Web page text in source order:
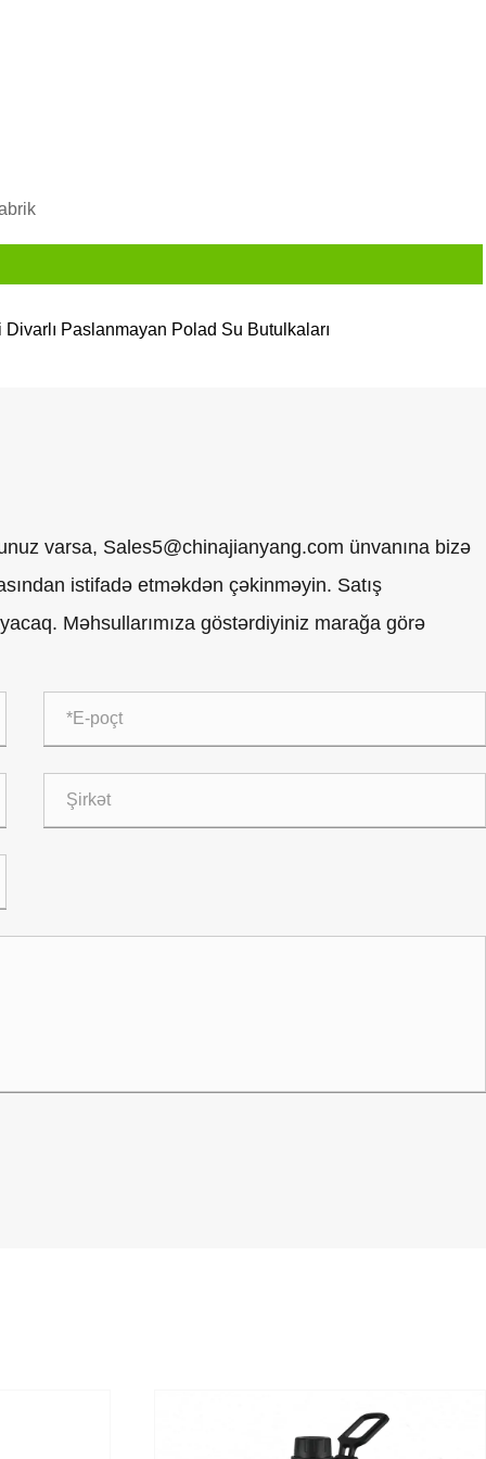
Divarlı Paslanmayan Polad Su Butulkaları
varsa, Sales5@chinajianyang.com ünvanına bizə
istifadə etməkdən çəkinməyin. Satış
Məhsullarımıza göstərdiyiniz marağa görə